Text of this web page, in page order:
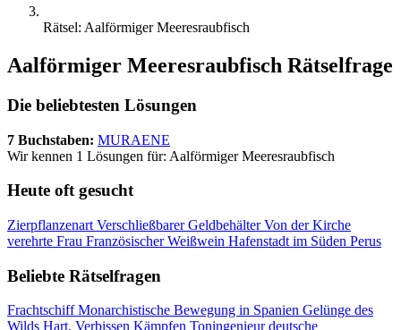
Rätsel: Aalförmiger Meeresraubfisch
Aalförmiger Meeresraubfisch Rätselfrage
Die beliebtesten Lösungen
7 Buchstaben: MURAENE
Wir kennen 1 Lösungen für: Aalförmiger Meeresraubfisch
Heute oft gesucht
Zierpflanzenart Verschließbarer GeldbehälterVon der Kirche
verehrte Frau Französischer Weißwein Hafenstadt im Süden Perus
Beliebte Rätselfragen
FrachtschiffMonarchistische Bewegung in Spanien Gelünge des
Wilds Hart, Verbissen Kämpfen Toningenieurdeutsche